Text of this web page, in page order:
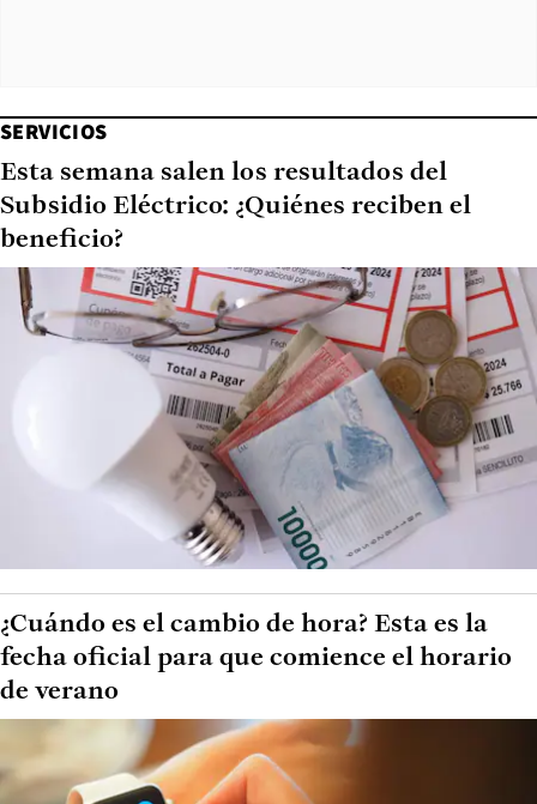
SERVICIOS
Esta semana salen los resultados del
Subsidio Eléctrico: ¿Quiénes reciben el
beneficio?
¿Cuándo es el cambio de hora? Esta es la
fecha oficial para que comience el horario
de verano